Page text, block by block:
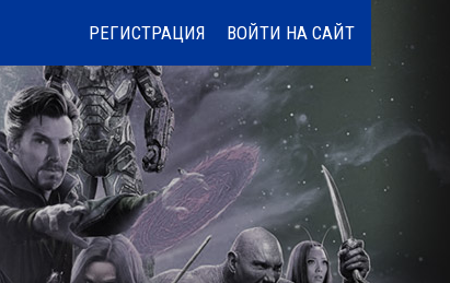
РЕГИСТРАЦИЯ ВОЙТИ НА САЙТ